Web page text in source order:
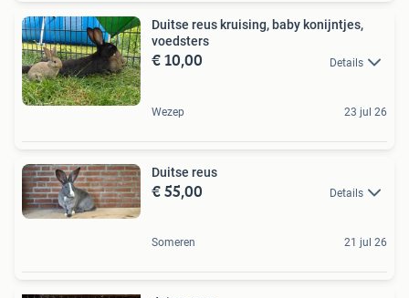
Duitse reus kruising, baby konijntjes,
voedsters
€ 10,00 Details
Wezep 23 jul 26
Duitse reus
€ 55,00 Details
Someren 21 jul 26